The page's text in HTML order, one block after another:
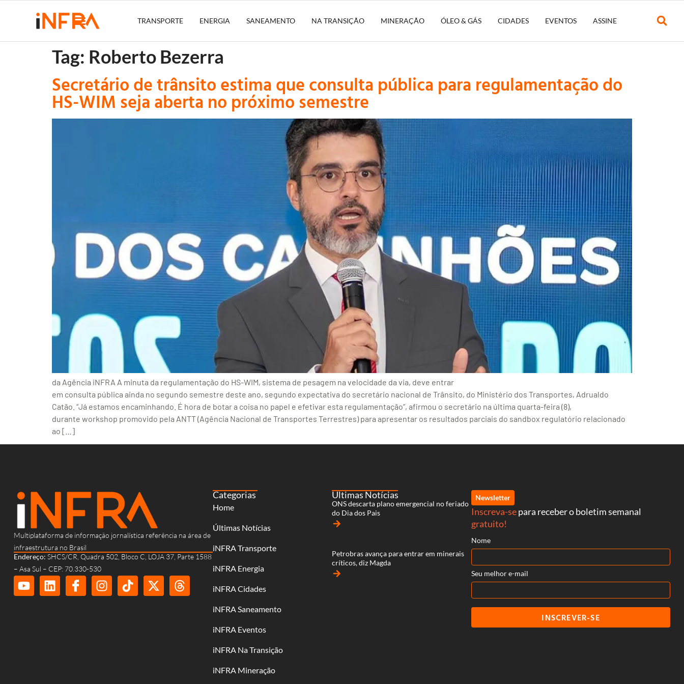
TRANSPORTE ENERGIA SANEAMENTO NA TRANSIÇÃO MINERAÇÃO ÓLEO & GÁS CIDADES EVENTOS ASSINE
Tag: Roberto Bezerra
Secretário de trânsito estima que consulta pública para regulamentação do
HS-WIM seja aberta no próximo semestre
da Agência iNFRA A minuta da regulamentação do HS-WIM, sistema de pesagem na velocidade da via, deve entrar
em consulta pública ainda no segundo semestre deste ano, segundo expectativa do secretário nacional de Trânsito, do Ministério dos Transportes, Adrualdo
Catão. “Já estamos encaminhando. É hora de botar a coisa no papel e efetivar esta regulamentação”, afirmou o secretário na última quarta-feira (8),
durante workshop promovido pela ANTT (Agência Nacional de Transportes Terrestres) para apresentar os resultados parciais do sandbox regulatório relacionado
ao […]
Multiplataforma de informação jornalística referência na área de
infraestrutura no Brasil
Endereço: SHCS/CR, Quadra 502, Bloco C, LOJA 37, Parte 1588
– Asa Sul – CEP: 70.330-530
Categorias
Home
Últimas Notícias
iNFRA Transporte
iNFRA Energia
iNFRA Cidades
iNFRA Saneamento
iNFRA Eventos
iNFRA Na Transição
iNFRA Mineração
Últimas Notícias
ONS descarta plano emergencial no feriado
do Dia dos Pais
arrow_forward
Petrobras avança para entrar em minerais
críticos, diz Magda
arrow_forward
Newsletter
Inscreva-separa receber o boletim semanal
gratuito!
Nome
Seu melhor e-mail
INSCREVER-SE